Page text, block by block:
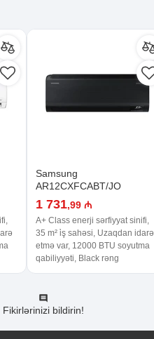
Samsung
AR12CXFCABT/JO
1 731,99 ₼
A+ Class enerji sərfiyyat sinifi,
35 m² i̇ş sahəsi, Uzaqdan idarə
etmə var, 12000 BTU soyutma
qabiliyyəti, Black rəng
Fikirlərinizi bildirin!